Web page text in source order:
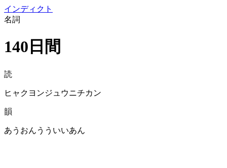
インディクト
名詞
140日間
読
ヒャクヨンジュウニチカン
韻
あうおんうういいあん